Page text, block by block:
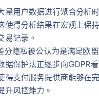
量用户数据进行聚合分析
使得分析结果在宏观上保
易记录。
分隐私被公认为是满足欧
据保护法正逐步向GDPR
得支付服务提供商能够在
升风控能力。